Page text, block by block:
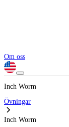
Om oss
Inch Worm
Övningar
Inch Worm